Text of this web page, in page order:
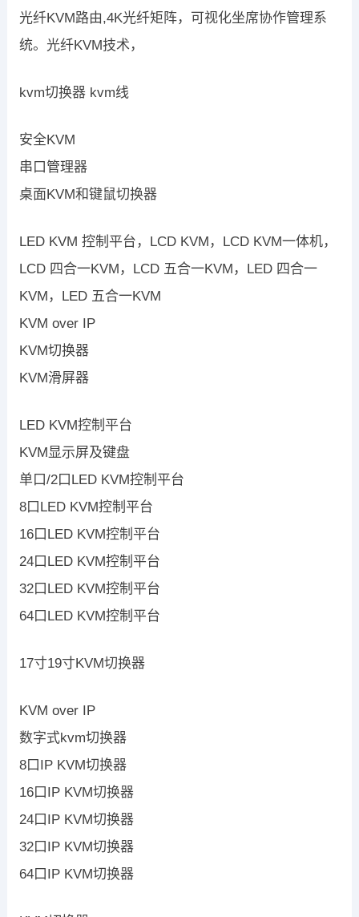
光纤KVM路由,4K光纤矩阵，可视化坐席协作管理系
统。光纤KVM技术，
kvm切换器 kvm线
安全KVM
串口管理器
桌面KVM和键鼠切换器
LED KVM 控制平台，LCD KVM，LCD KVM一体机，
LCD 四合一KVM，LCD 五合一KVM，LED 四合一
KVM，LED 五合一KVM
KVM over IP
KVM切换器
KVM滑屏器
LED KVM控制平台
KVM显示屏及键盘
单口/2口LED KVM控制平台
8口LED KVM控制平台
16口LED KVM控制平台
24口LED KVM控制平台
32口LED KVM控制平台
64口LED KVM控制平台
17寸19寸KVM切换器
KVM over IP
数字式kvm切换器
8口IP KVM切换器
16口IP KVM切换器
24口IP KVM切换器
32口IP KVM切换器
64口IP KVM切换器